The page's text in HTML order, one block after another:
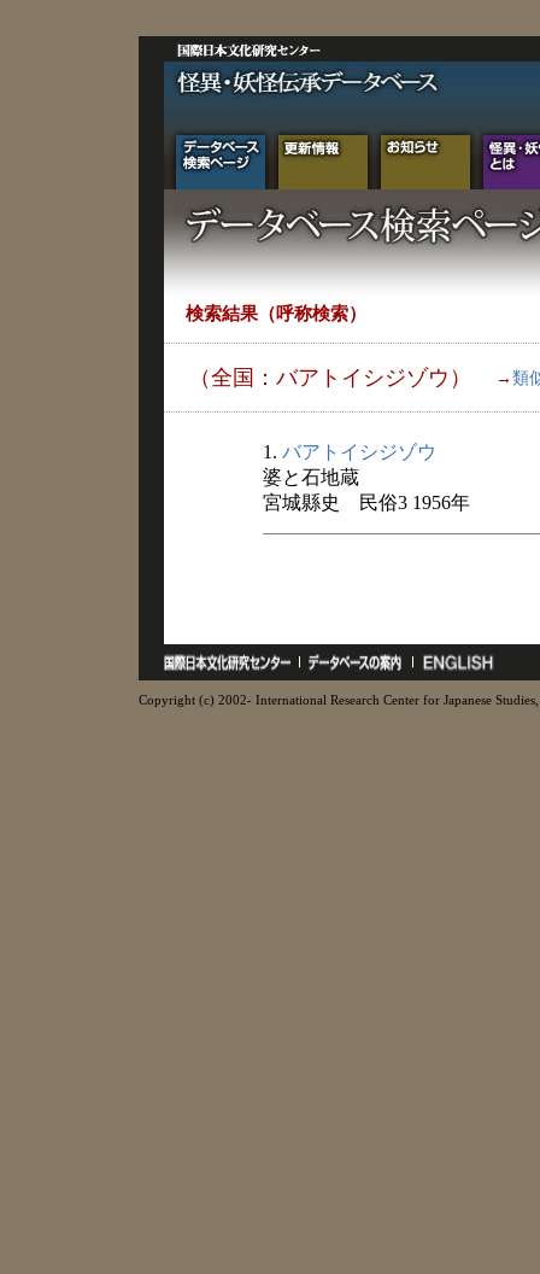
検索結果（呼称検索）
（全国：バアトイシジゾウ） → 類
1. バアトイシジゾウ
婆と石地蔵
宮城縣史 民俗3 1956年
Copyright (c) 2002- International Research Center for Japanese